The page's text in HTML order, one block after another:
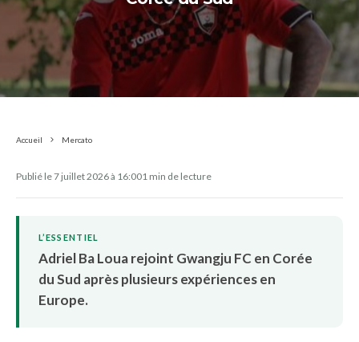
Accueil Mercato
Publié le 7 juillet 2026 à 16:001 min de lecture
L’ESSENTIEL
Adriel Ba Loua rejoint Gwangju FC en Corée
du Sud après plusieurs expériences en
Europe.